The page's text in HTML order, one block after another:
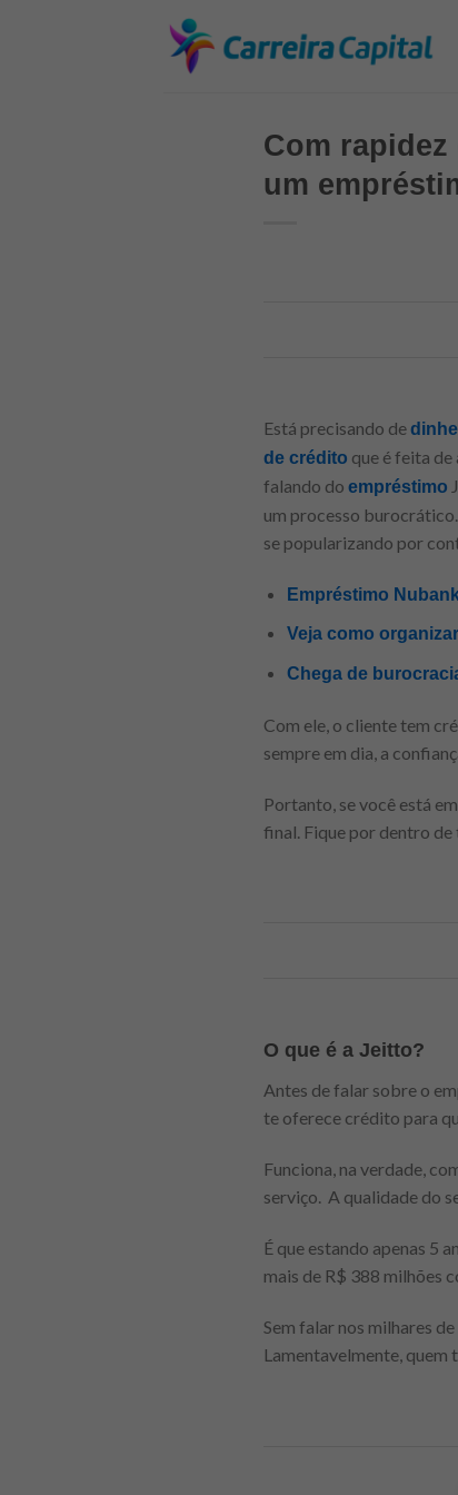
Com
um
Está precisando de
de crédito que é feita
falando do empréstimo
um processo
se popularizando por
Empréstimo
Veja como
Chega de
Com ele, o cliente tem
sempre em dia, a
Portanto, se você está
final. Fique por dentro
O que é a Jeitto?
Antes de falar sobre o
te oferece crédito para
Funciona, na verdade,
serviço. A qualidade do
É que estando apenas 5
mais de R$ 388 milhões
Sem falar nos milhares
Lamentavelmente, quem